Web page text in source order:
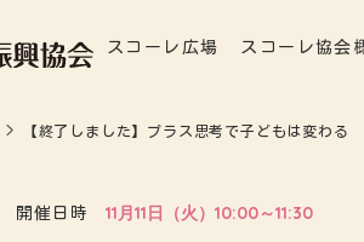
スコーレ広場 スコーレ協会
> 【終了しました】プラス思考で子どもは変わる
開催日時 11月11日（火）10:00～11:30